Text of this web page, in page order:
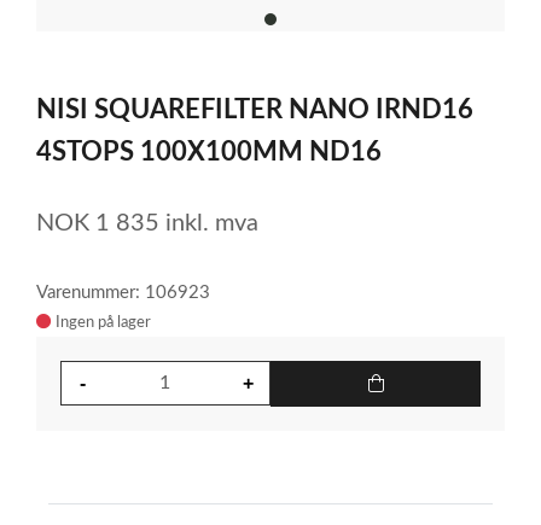
item
of
1
NISI SQUAREFILTER NANO IRND16
4STOPS 100X100MM ND16
NOK 1 835 inkl. mva
Varenummer: 106923
Ingen på lager